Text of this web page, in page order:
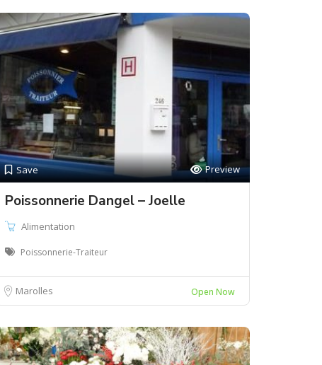
Save Preview
Poissonnerie Dangel – Joelle
Alimentation
Poissonnerie-Traiteur
Marolles Open Now